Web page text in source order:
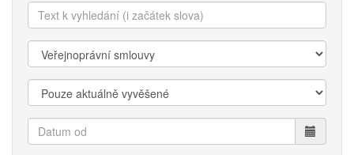
Text
k
vyhledání:
Kategorie:
Zobrazit:
Datum
od